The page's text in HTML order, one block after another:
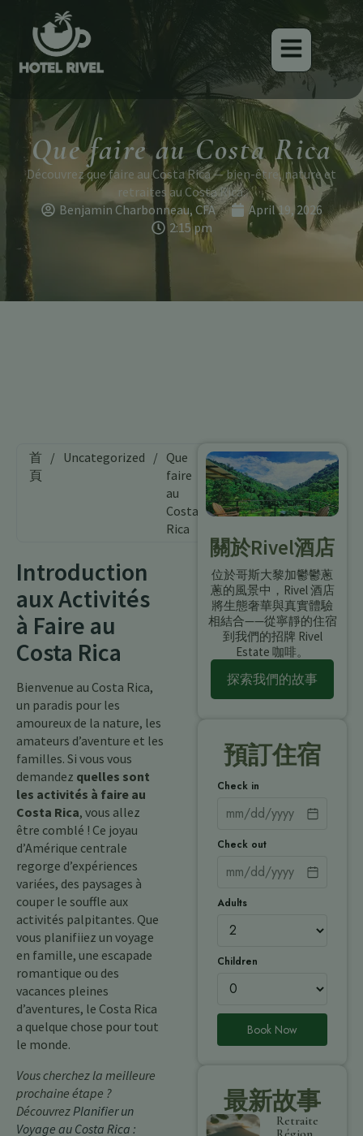
Que faire au Costa Rica
Découvrez que faire au Costa Rica — bien-être, nature et
retraites au Costa Rica.
Benjamin Charbonneau, CFA
April 19, 2026
2:15 pm
首
頁
/ Uncategorized / Que
faire
au
Costa
Rica
Introduction
aux Activités
à Faire au
Costa Rica
Bienvenue au Costa Rica,
un paradis pour les
amoureux de la nature, les
amateurs d’aventure et les
familles. Si vous vous
demandez quelles sont
les activités à faire au
Costa Rica, vous allez
être comblé ! Ce joyau
d’Amérique centrale
regorge d’expériences
variées, des paysages à
couper le souffle aux
activités palpitantes. Que
vous planifiiez un voyage
en famille, une escapade
romantique ou des
vacances pleines
d’aventures, le Costa Rica
a quelque chose pour tout
le monde.
Vous cherchez la meilleure
prochaine étape ?
DécouvrezPlanifier un
Voyage au Costa Rica :
關於Rivel酒店
位於哥斯大黎加鬱鬱蔥
蔥的風景中，Rivel 酒店
將生態奢華與真實體驗
相結合——從寧靜的住宿
到我們的招牌 Rivel
Estate 咖啡。
探索我們的故事
預訂住宿
Check in
Check out
Adults
Children
Book Now
最新故事
Retraite